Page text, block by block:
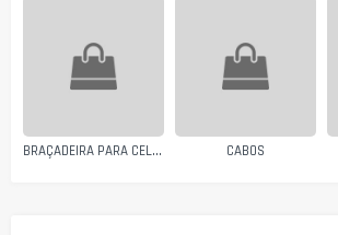
BRAÇADEIRA PARA CELULAR CABOS